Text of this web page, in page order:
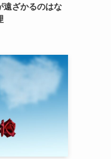
遠ざかるのはな